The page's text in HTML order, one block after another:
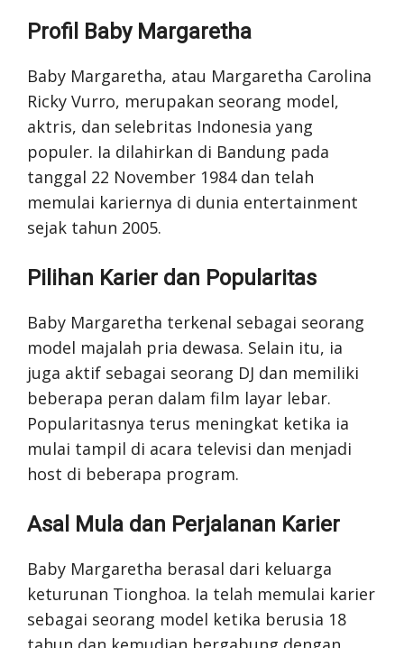
Profil Baby Margaretha
Baby Margaretha, atau Margaretha Carolina
Ricky Vurro, merupakan seorang model,
aktris, dan selebritas Indonesia yang
populer. Ia dilahirkan di Bandung pada
tanggal 22 November 1984 dan telah
memulai kariernya di dunia entertainment
sejak tahun 2005.
Pilihan Karier dan Popularitas
Baby Margaretha terkenal sebagai seorang
model majalah pria dewasa. Selain itu, ia
juga aktif sebagai seorang DJ dan memiliki
beberapa peran dalam film layar lebar.
Popularitasnya terus meningkat ketika ia
mulai tampil di acara televisi dan menjadi
host di beberapa program.
Asal Mula dan Perjalanan Karier
Baby Margaretha berasal dari keluarga
keturunan Tionghoa. Ia telah memulai karier
sebagai seorang model ketika berusia 18